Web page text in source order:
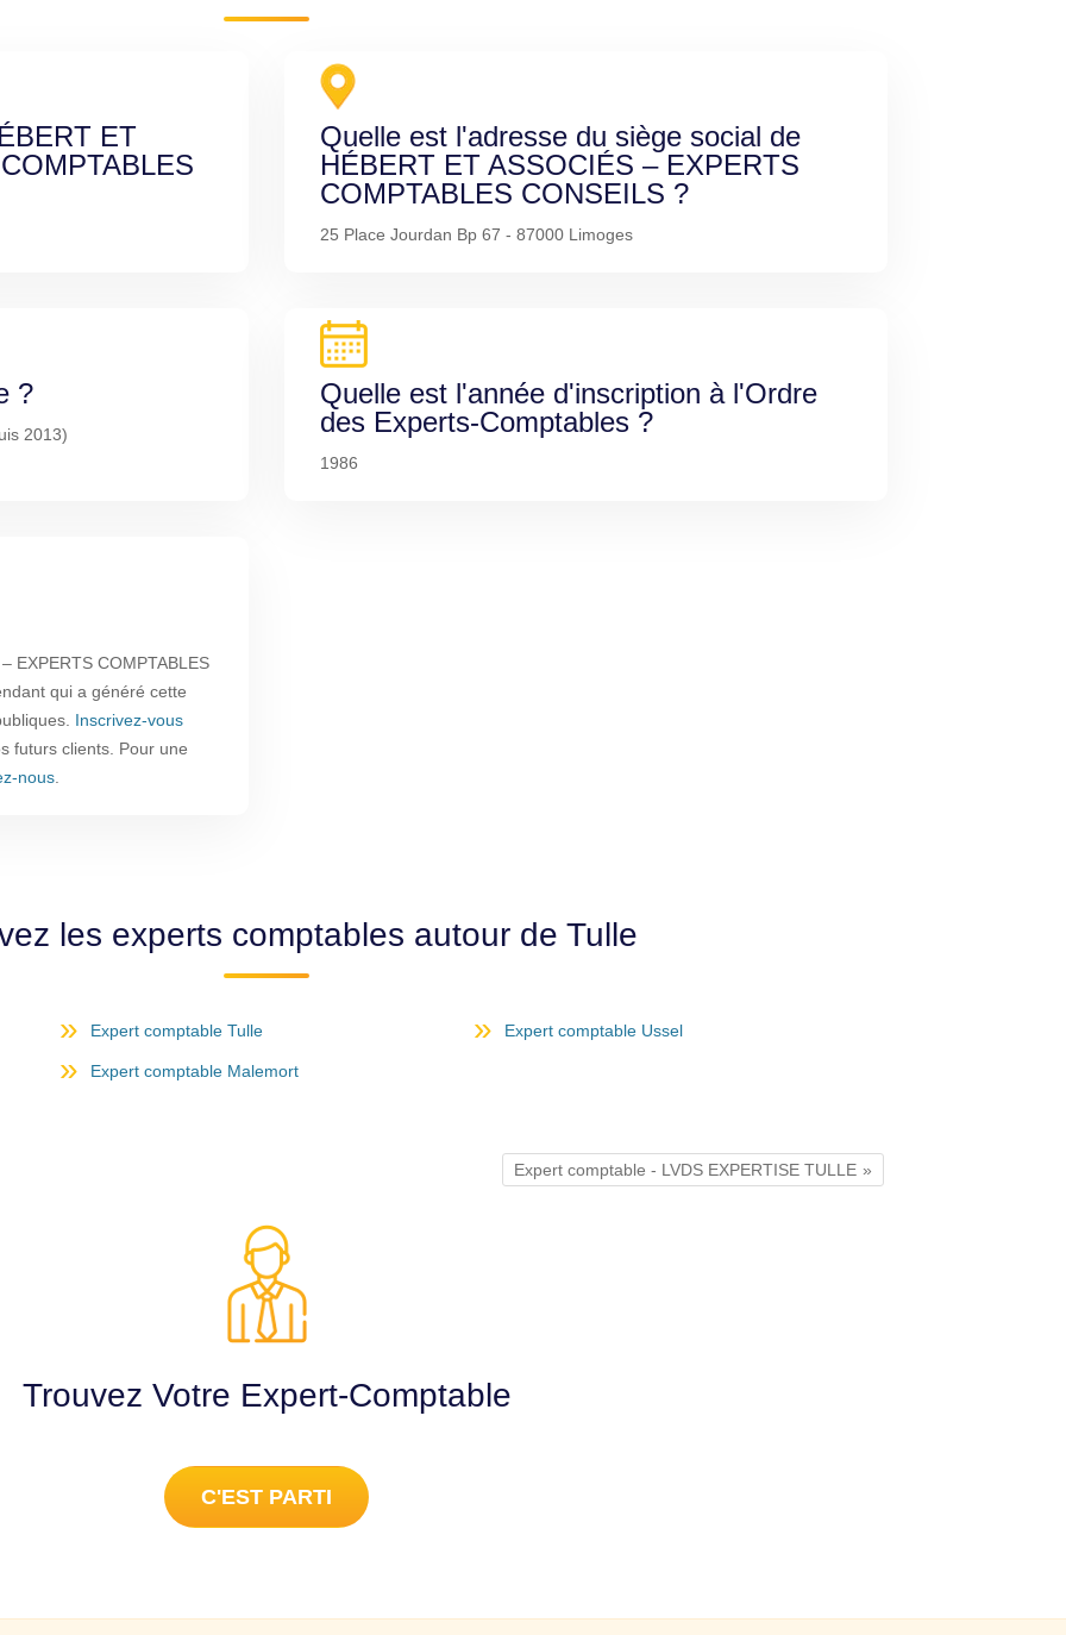
ET
Quelle est l'adresse du siège social de
HÉBERT ET ASSOCIÉS – EXPERTS
COMPTABLES CONSEILS ?
25 Place Jourdan Bp 67 - 87000 Limoges
?
2013)
Quelle est l'année d'inscription à l'Ordre
des Experts-Comptables ?
1986
EXPERTS COMPTABLES
qui a généré cette
Inscrivez-vous
futurs clients. Pour une
nous
les experts comptables autour de Tulle
Expert comptable Tulle Expert comptable Ussel
Expert comptable Malemort
Expert comptable - LVDS EXPERTISE TULLE
Trouvez Votre Expert-Comptable
C'EST PARTI